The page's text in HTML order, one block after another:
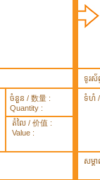
ទូរស័
ចំនួន / 数量 :
Quantity :
តំលៃ / 价值 :
Value :
ទំហំ /
សម្គ